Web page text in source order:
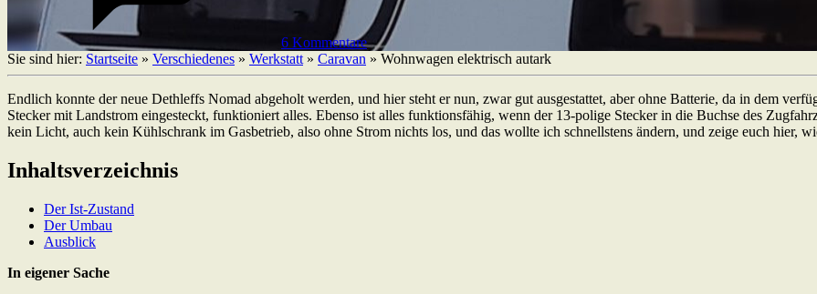
6 Kommentare
Sie sind hier: Startseite » Verschiedenes » Werkstatt » Caravan » Wohnwagen elektrisch autark
Endlich konnte der neue Dethleffs Nomad abgeholt werden, und hier steht er nun, zwar gut ausgestattet, aber ohne Batterie, da in dem
Stecker mit Landstrom eingesteckt, funktioniert alles. Ebenso ist alles funktionsfähig, wenn der 13-polige Stecker in die Buchse des
kein Licht, auch kein Kühlschrank im Gasbetrieb, also ohne Strom nichts los, und das wollte ich schnellstens ändern, und zeige euch hier,
Inhaltsverzeichnis
Der Ist-Zustand
Der Umbau
Ausblick
In eigener Sache